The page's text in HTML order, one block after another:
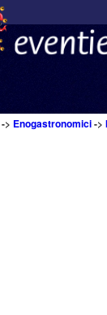
-> Enogastronomici->